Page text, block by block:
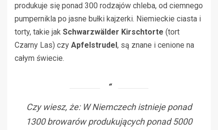
produkuje się ponad 300 rodzajów chleba, od ciemnego
pumpernikla po jasne bułki kajzerki. Niemieckie ciasta i
torty, takie jak Schwarzwälder Kirschtorte (tort
Czarny Las) czy Apfelstrudel, są znane i cenione na
całym świecie.
Czy wiesz, że: W Niemczech istnieje ponad
1300 browarów produkujących ponad 5000